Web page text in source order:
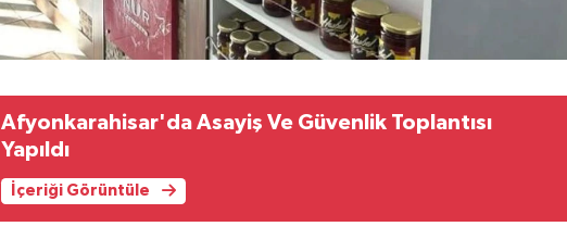
Afyonkarahisar'da Asayiş Ve Güvenlik Toplantısı
Yapıldı
İçeriği Görüntüle